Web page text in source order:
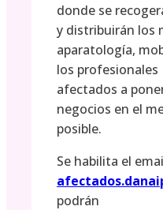
donde se
y distribuirán los
aparatología,
los profesionales
afectados a
negocios en el
posible.
Se habilita el
podrán